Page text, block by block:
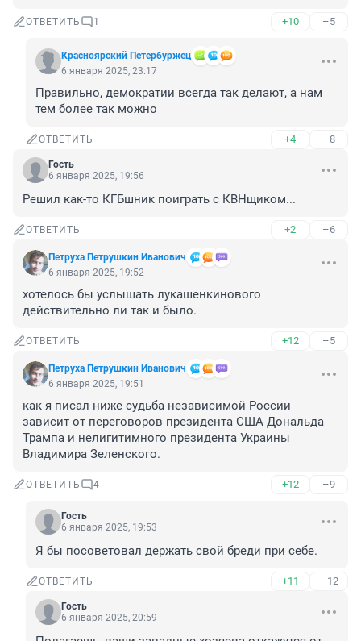
ОТВЕТИТЬ 1 +10 –5
Красноярский Петербуржец
6 января 2025, 23:17
Правильно, демократии всегда так делают, а нам
тем более так можно
ОТВЕТИТЬ +4 –8
Гость
6 января 2025, 19:56
Решил как-то КГБшник поиграть с КВНщиком...
ОТВЕТИТЬ +2 –6
Петруха Петрушкин Иванович
6 января 2025, 19:52
хотелось бы услышать лукашенкинового
действительно ли так и было.
ОТВЕТИТЬ +12 –5
Петруха Петрушкин Иванович
6 января 2025, 19:51
как я писал ниже судьба независимой России
зависит от переговоров президента США Дональда
Трампа и нелигитимного президента Украины
Владимира Зеленского.
ОТВЕТИТЬ 4 +12 –9
Гость
6 января 2025, 19:53
Я бы посоветовал держать свой бреди при себе.
ОТВЕТИТЬ +11 –12
Гость
6 января 2025, 20:59